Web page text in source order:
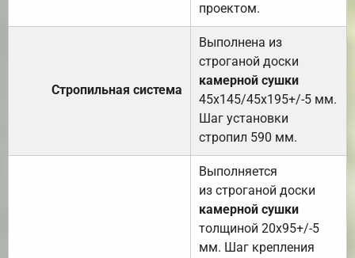
проектом.
Стропильная система
Выполнена из
строганой доски
камерной сушки
45х145/45х195+/-5 мм.
Шаг установки
стропил 590 мм.
Выполняется
из строганой доски
камерной сушки
толщиной 20х95+/-5
мм. Шаг крепления